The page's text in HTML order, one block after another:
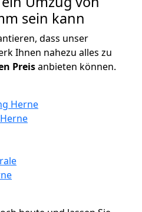
sein kann
dass unser
Ihnen nahezu alles zu
Preisanbieten können.
Herne